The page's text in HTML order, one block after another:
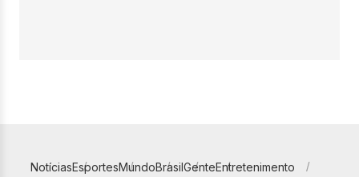
NotíciasEsportesMundoBrasilGenteEntretenimento